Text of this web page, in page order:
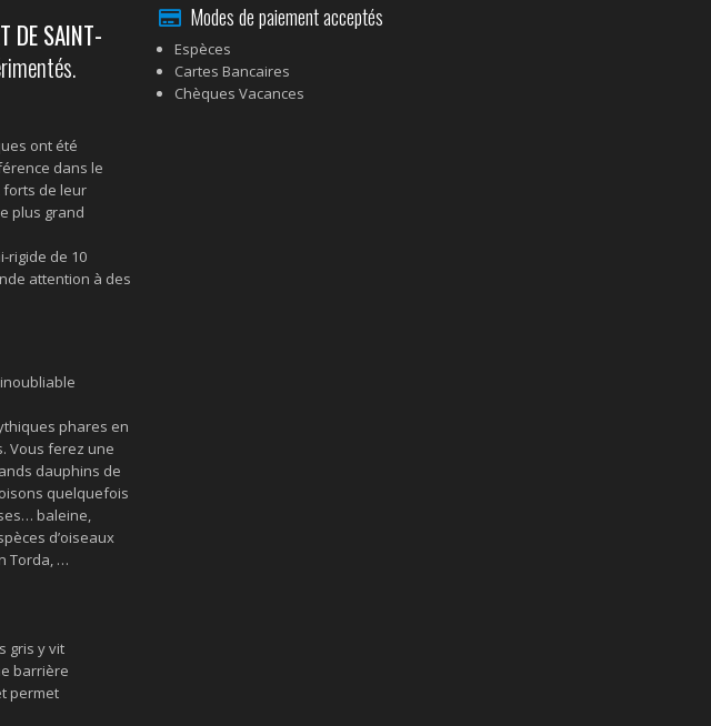
DE SAINT-
ont été
dans le
forts de leur
plus grand
rigide de 10
attention à des
phares en
Vous ferez une
dauphins de
quelquefois
baleine,
d’oiseaux
Torda, …
gris y vit
barrière
permet
Modes de paiement acceptés
Espèces
Cartes Bancaires
Chèques Vacances